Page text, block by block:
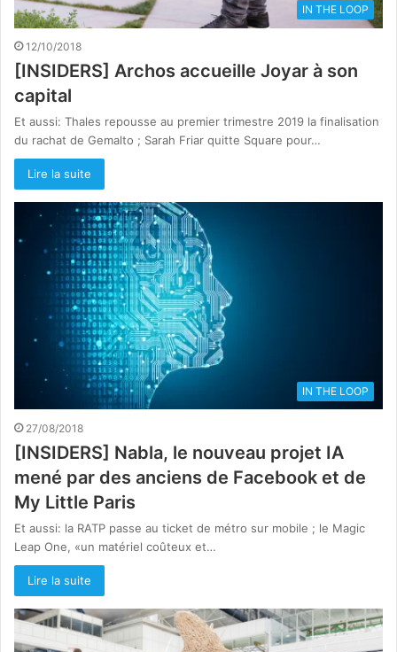
IN THE LOOP
12/10/2018
[INSIDERS] Archos accueille Joyar à son
capital
Et aussi: Thales repousse au premier trimestre 2019 la finalisation
du rachat de Gemalto ; Sarah Friar quitte Square pour…
Lire la suite
IN THE LOOP
27/08/2018
[INSIDERS] Nabla, le nouveau projet IA
mené par des anciens de Facebook et de
My Little Paris
Et aussi: la RATP passe au ticket de métro sur mobile ; le Magic
Leap One, «un matériel coûteux et…
Lire la suite